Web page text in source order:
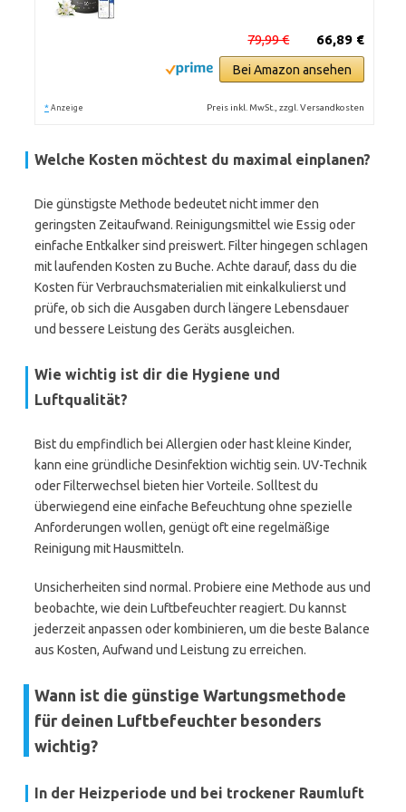
66,89 €
79,99 €
Bei Amazon ansehen
* Anzeige Preis inkl. MwSt., zzgl. Versandkosten
Welche Kosten möchtest du maximal einplanen?
Die günstigste Methode bedeutet nicht immer den
geringsten Zeitaufwand. Reinigungsmittel wie Essig oder
einfache Entkalker sind preiswert. Filter hingegen schlagen
mit laufenden Kosten zu Buche. Achte darauf, dass du die
Kosten für Verbrauchsmaterialien mit einkalkulierst und
prüfe, ob sich die Ausgaben durch längere Lebensdauer
und bessere Leistung des Geräts ausgleichen.
Wie wichtig ist dir die Hygiene und
Luftqualität?
Bist du empfindlich bei Allergien oder hast kleine Kinder,
kann eine gründliche Desinfektion wichtig sein. UV-Technik
oder Filterwechsel bieten hier Vorteile. Solltest du
überwiegend eine einfache Befeuchtung ohne spezielle
Anforderungen wollen, genügt oft eine regelmäßige
Reinigung mit Hausmitteln.
Unsicherheiten sind normal. Probiere eine Methode aus und
beobachte, wie dein Luftbefeuchter reagiert. Du kannst
jederzeit anpassen oder kombinieren, um die beste Balance
aus Kosten, Aufwand und Leistung zu erreichen.
Wann ist die günstige Wartungsmethode
für deinen Luftbefeuchter besonders
wichtig?
In der Heizperiode und bei trockener Raumluft